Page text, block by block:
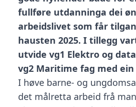
fullføre utdanninga dei
arbeidslivet som får
hausten 2025. I tillegg
utvide vg1 Elektro og
vg2 Maritime fag med
I høve barne- og
det målretta arbeid frå